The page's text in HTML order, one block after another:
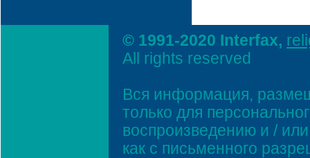
© 1991-2020 Interfax,
All rights reserved
Вся информация,
только для
воспроизведению и /
как с письменного